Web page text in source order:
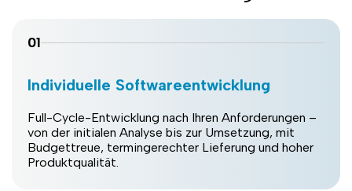
01
Individuelle Softwareentwicklung
Full-Cycle-Entwicklung nach Ihren Anforderungen –
von der initialen Analyse bis zur Umsetzung, mit
Budgettreue, termingerechter Lieferung und hoher
Produktqualität.